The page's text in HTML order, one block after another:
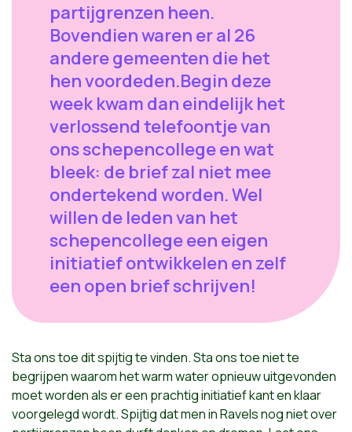
partijgrenzen heen.
Bovendien waren er al 26
andere gemeenten die het
hen voordeden.Begin deze
week kwam dan eindelijk het
verlossend telefoontje van
ons schepencollege en wat
bleek: de brief zal niet mee
ondertekend worden. Wel
willen de leden van het
schepencollege een eigen
initiatief ontwikkelen en zelf
een open brief schrijven!
Sta ons toe dit spijtig te vinden. Sta ons toe niet te
begrijpen waarom het warm water opnieuw uitgevonden
moet worden als er een prachtig initiatief kant en klaar
voorgelegd wordt. Spijtig dat men in Ravels nog niet over